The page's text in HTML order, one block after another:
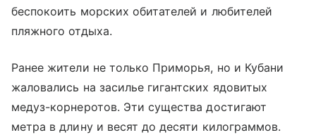
беспокоить морских обитателей и любителей
пляжного отдыха.
Ранее жители не только Приморья, но и Кубани
жаловались на засилье гигантских ядовитых
медуз-корнеротов. Эти существа достигают
метра в длину и весят до десяти килограммов.